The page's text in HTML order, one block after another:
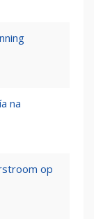
na
op